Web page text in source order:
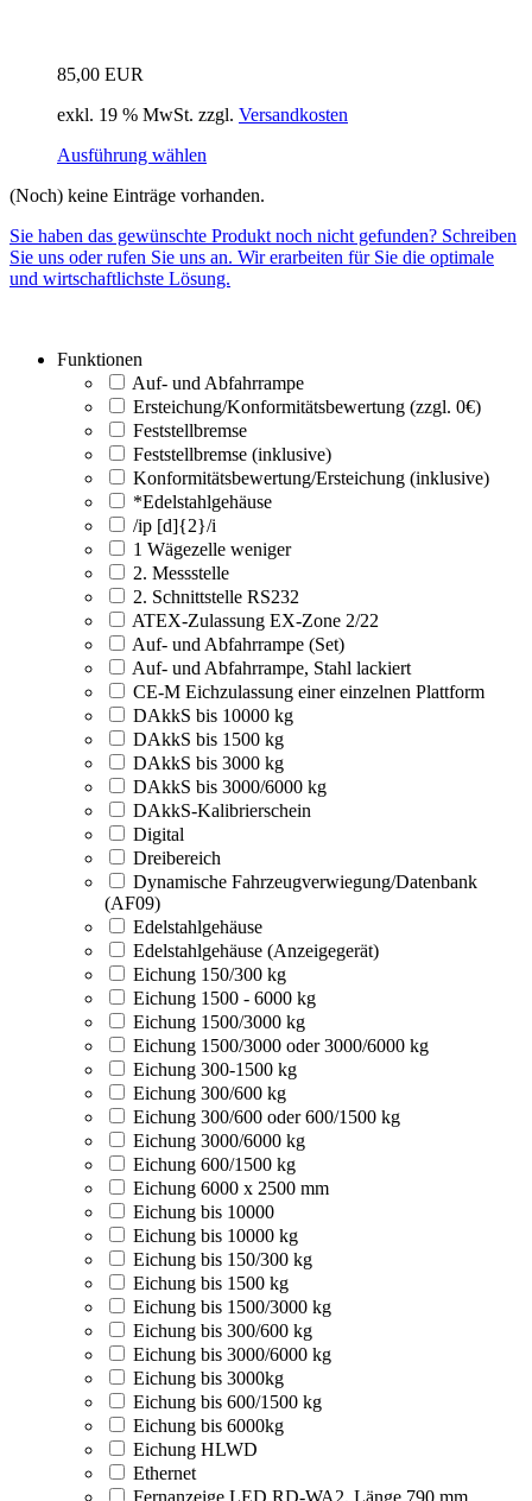
85,00 EUR
exkl. 19 % MwSt. zzgl. Versandkosten
Ausführung wählen
(Noch) keine Einträge vorhanden.
Sie haben das gewünschte Produkt noch nicht gefunden? Schreiben
Sie uns oder rufen Sie uns an. Wir erarbeiten für Sie die optimale
und wirtschaftlichste Lösung.
Funktionen
Auf- und Abfahrrampe
Ersteichung/Konformitätsbewertung (zzgl. 0€)
Feststellbremse
Feststellbremse (inklusive)
Konformitätsbewertung/Ersteichung (inklusive)
*Edelstahlgehäuse
/ip [d]{2}/i
1 Wägezelle weniger
2. Messstelle
2. Schnittstelle RS232
ATEX-Zulassung EX-Zone 2/22
Auf- und Abfahrrampe (Set)
Auf- und Abfahrrampe, Stahl lackiert
CE-M Eichzulassung einer einzelnen Plattform
DAkkS bis 10000 kg
DAkkS bis 1500 kg
DAkkS bis 3000 kg
DAkkS bis 3000/6000 kg
DAkkS-Kalibrierschein
Digital
Dreibereich
Dynamische Fahrzeugverwiegung/Datenbank
(AF09)
Edelstahlgehäuse
Edelstahlgehäuse (Anzeigegerät)
Eichung 150/300 kg
Eichung 1500 - 6000 kg
Eichung 1500/3000 kg
Eichung 1500/3000 oder 3000/6000 kg
Eichung 300-1500 kg
Eichung 300/600 kg
Eichung 300/600 oder 600/1500 kg
Eichung 3000/6000 kg
Eichung 600/1500 kg
Eichung 6000 x 2500 mm
Eichung bis 10000
Eichung bis 10000 kg
Eichung bis 150/300 kg
Eichung bis 1500 kg
Eichung bis 1500/3000 kg
Eichung bis 300/600 kg
Eichung bis 3000/6000 kg
Eichung bis 3000kg
Eichung bis 600/1500 kg
Eichung bis 6000kg
Eichung HLWD
Ethernet